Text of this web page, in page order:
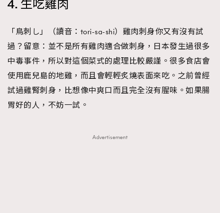
4. 生吃雞肉
「鳥刺し」（讀音：tori-sa-shi）雞肉刺身你又有沒有試
過？留意：並不是所有雞肉適合做刺身，日本發生過很多
中毒事件，所以對這個菜式的處理比較嚴謹。很多食店會
使用鹿兒島的地雞，而且會輕輕炙燒表面來吃。之前曾經
試過雞腎刺身，比想像中爽口而且完全沒有腥味。如果腸
胃好的人，不妨一試。
Advertisement